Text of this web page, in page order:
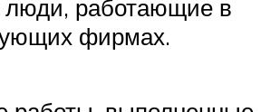
люди, работающие в
фирмах.